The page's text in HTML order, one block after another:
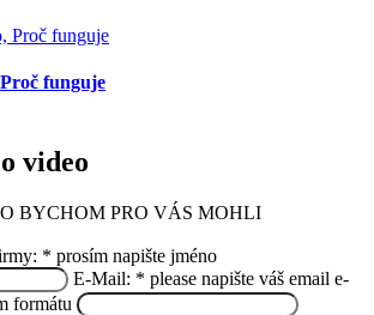
funguje
video
BYCHOM PRO VÁS MOHLI
* prosím napište jméno
E-Mail: * please napište váš email e-
formátu